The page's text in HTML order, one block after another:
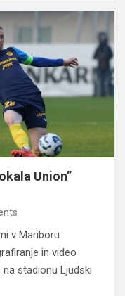
Union”
v Mariboru
in video
stadionu Ljudski